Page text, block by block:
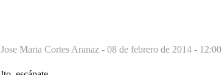
Jose Maria Cortes Aranaz - 08 de febrero de 2014 - 12:00